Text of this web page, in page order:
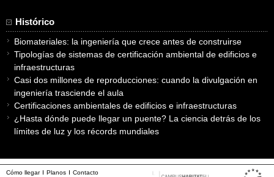
Histórico
Biomateriales: la ingeniería que crece antes de construirse
Tipologías de sistemas de certificación ambiental de edificios e
infraestructuras
Casi dos millones de reproducciones: cuando la divulgación en
ingeniería trasciende el aula
Certificaciones ambientales de edificios e infraestructuras
¿Hasta dónde puede llegar un puente? La ciencia detrás de los
límites de luz y los récords mundiales
Cómo llegar Planos
Contacto